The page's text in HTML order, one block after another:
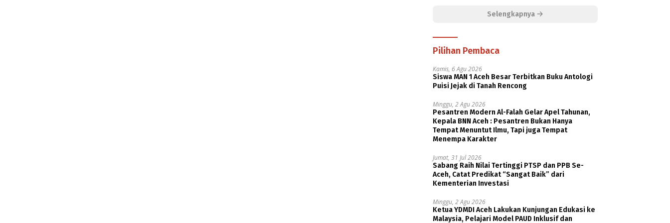
Selengkapnya
Pilihan Pembaca
Kamis, 6 Agu 2026
Siswa MAN 1 Aceh Besar Terbitkan Buku Antologi
Puisi Jejak di Tanah Rencong
Minggu, 2 Agu 2026
Pesantren Modern Al-Falah Gelar Apel Tahunan,
Kepala BNN Aceh : Pesantren Bukan Hanya
Tempat Menuntut Ilmu, Tapi juga Tempat
Menempa Karakter
Jumat, 31 Jul 2026
Sabang Raih Nilai Tertinggi PTSP dan PPB Se-
Aceh, Catat Predikat “Sangat Baik” dari
Kementerian Investasi
Minggu, 2 Agu 2026
Ketua YDMDI Aceh Lakukan Kunjungan Edukasi ke
Malaysia, Pelajari Model PAUD Inklusif dan